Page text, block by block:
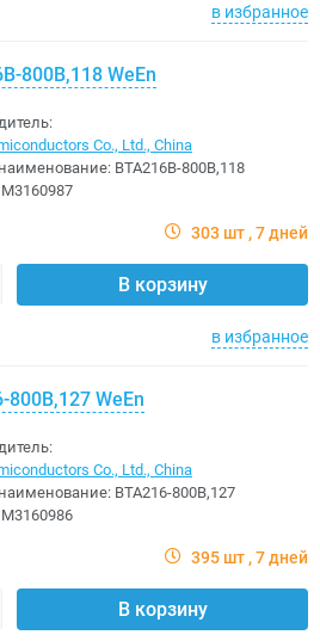
в избранное
800B,118 WeEn
Co., Ltd., China
BTA216B-800B,118
M3160987
303 шт 7 дней
В корзину
в избранное
800B,127 WeEn
Co., Ltd., China
BTA216-800B,127
M3160986
395 шт 7 дней
В корзину